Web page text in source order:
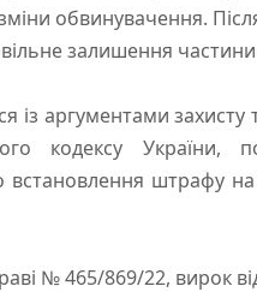
обвинувачення.
залишення
із аргументами
кодексу України,
штрафу
№ 465/869/22, вирок